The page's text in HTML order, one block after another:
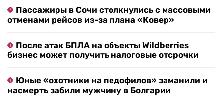
Пассажиры в Сочи столкнулись с массовыми
отменами рейсов из-за плана «Ковер»
После атак БПЛА на объекты Wildberries
бизнес может получить налоговые отсрочки
Юные «охотники на педофилов» заманили и
насмерть забили мужчину в Болгарии